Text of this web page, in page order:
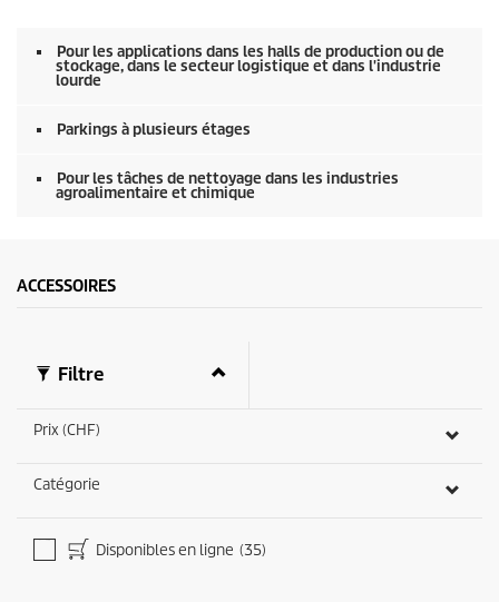
Pour les applications dans les halls de production ou de
stockage, dans le secteur logistique et dans l'industrie
lourde
Parkings à plusieurs étages
Pour les tâches de nettoyage dans les industries
agroalimentaire et chimique
ACCESSOIRES
Filtre
Prix (CHF)
Catégorie
Disponibles en ligne (35)